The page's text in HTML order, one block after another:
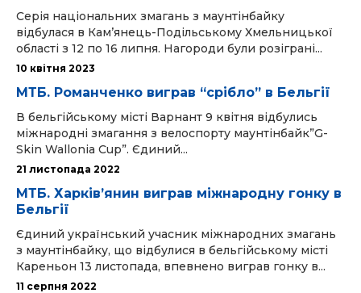
Серія національних змагань з маунтінбайку
відбулася в Кам’янець-Подільському Хмельницької
області з 12 по 16 липня. Нагороди були розіграні...
10 квітня 2023
МТБ. Романченко виграв “срібло” в Бельгії
В бельгійському місті Варнант 9 квітня відбулись
міжнародні змагання з велоспорту маунтінбайк”G-
Skin Wallonia Cup”. Єдиний...
21 листопада 2022
МТБ. Харків’янин виграв міжнародну гонку в
Бельгії
Єдиний український учасник міжнародних змагань
з маунтінбайку, що відбулися в бельгійському місті
Кареньон 13 листопада, впевнено виграв гонку в...
11 серпня 2022